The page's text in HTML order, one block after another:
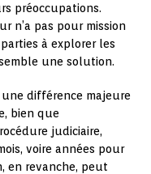
préoccupations.
n’a pas pour mission
à explorer les
une solution.
différence majeure
bien que
judiciaire,
voire années pour
en revanche, peut